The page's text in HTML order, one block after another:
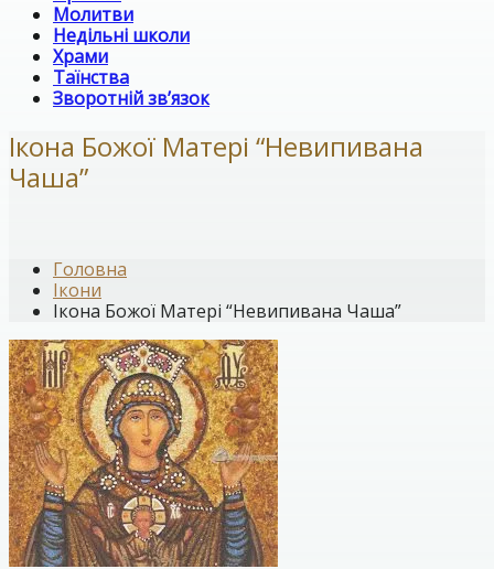
Молитви
Недільні школи
Храми
Таїнства
Зворотній зв’язок
Ікона Божої Матері “Невипивана
Чаша”
Головна
Ікони
Ікона Божої Матері “Невипивана Чаша”